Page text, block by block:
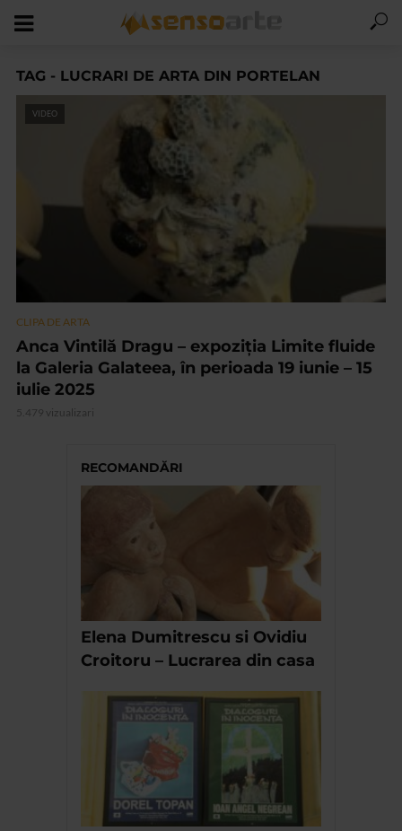
TAG - LUCRARI DE ARTA DIN PORTELAN
VIDEO
CLIPA DE ARTA
Anca Vintilă Dragu – expoziția Limite fluide
la Galeria Galateea, în perioada 19 iunie – 15
iulie 2025
5.479 vizualizari
RECOMANDĂRI
Elena Dumitrescu si Ovidiu
Croitoru – Lucrarea din casa